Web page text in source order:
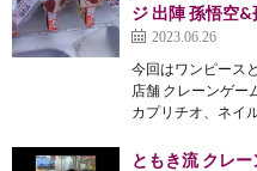
ジ 出陣 孫悟空&
2023.06.26
今回はワンピース
店舗 クレーンゲー
カプリチオ、ネイ
ともき流 クレ